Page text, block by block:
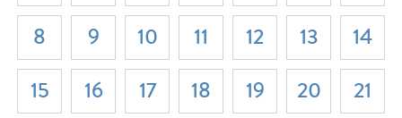
8
9 10 11 12 13
14
15
16 17 18 19 20
21